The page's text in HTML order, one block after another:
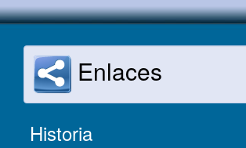
Enlaces
Historia